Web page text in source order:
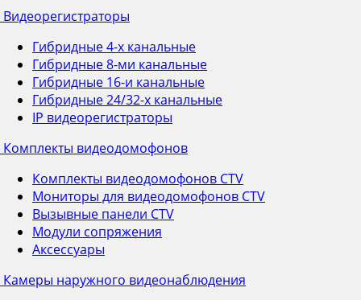
Видеорегистраторы
Гибридные 4-х канальные
Гибридные 8-ми канальные
Гибридные 16-и канальные
Гибридные 24/32-х канальные
IP видеорегистраторы
Комплекты видеодомофонов
Комплекты видеодомофонов CTV
Мониторы для видеодомофонов CTV
Вызывные панели CTV
Модули сопряжения
Аксессуары
Камеры наружного видеонаблюдения